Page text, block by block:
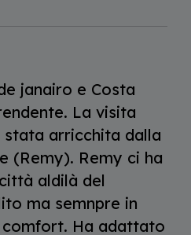
janairo e Costa
La visita
arricchita dalla
(Remy). Remy ci ha
aldilà del
ma semnpre in
Ha adattato